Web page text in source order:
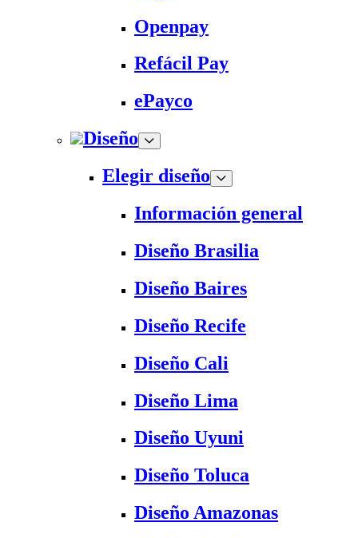
Openpay
Refácil Pay
ePayco
Diseño
Elegir diseño
Información general
Diseño Brasilia
Diseño Baires
Diseño Recife
Diseño Cali
Diseño Lima
Diseño Uyuni
Diseño Toluca
Diseño Amazonas